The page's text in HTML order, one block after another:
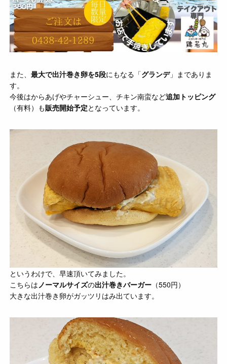
また、最大で出汁巻き卵を5段にもなる「グランデ」までありま
す。
今後はからあげやチャーシュー、チキン南蛮など追加トッピング
（有料）も販売開始予定となっています。
というわけで、早速頂いてみました。
こちらはノーマルサイズの出汁巻きバーガー （550円）
大きな出汁巻き卵がガッツリはみ出ています。